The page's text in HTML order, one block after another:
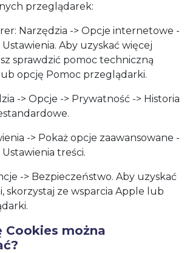
przeglądarek:
Narzędzia -> Opcje internetowe -
Aby uzyskać więcej
sprawdzić pomoc techniczną
opcję Pomoc przeglądarki.
-> Opcje -> Prywatność -> Historia
-> Pokaż opcje zaawansowane -
treści.
-> Bezpieczeństwo. Aby uzyskać
skorzystaj ze wsparcia Apple lub
Cookies można